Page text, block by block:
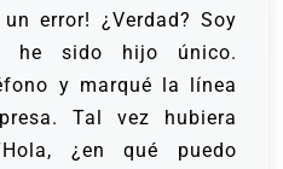
error! ¿Verdad? Soy
he sido hijo único.
y marqué la línea
Tal vez hubiera
¿en qué puedo